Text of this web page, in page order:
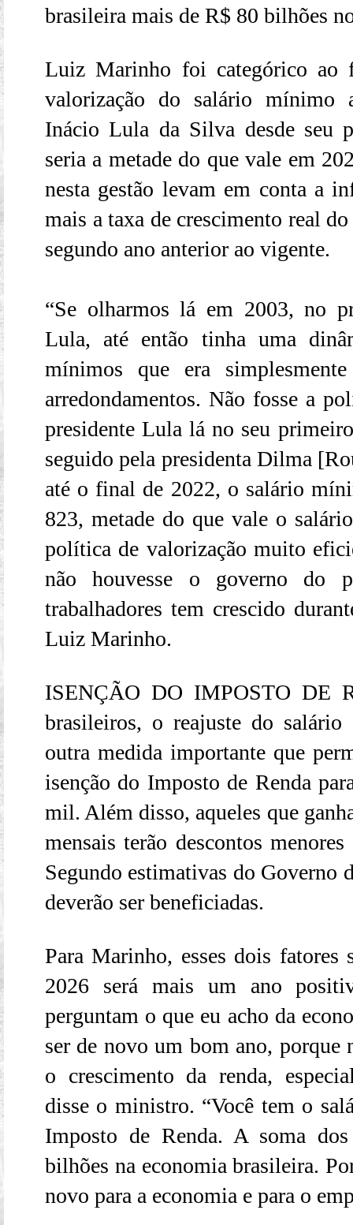
brasileira mais de R$ 80 bilhões
Luiz Marinho foi categórico ao
valorização do salário mínimo
Inácio Lula da Silva desde seu
seria a metade do que vale em
nesta gestão levam em conta a
mais a taxa de crescimento real
segundo ano anterior ao vigente.
“Se olharmos lá em 2003, no
Lula, até então tinha uma
mínimos que era
arredondamentos. Não fosse a
presidente Lula lá no seu
seguido pela presidenta Dilma
até o final de 2022, o salário
823, metade do que vale o
política de valorização muito
não houvesse o governo do
trabalhadores tem crescido
Luiz Marinho.
ISENÇÃO DO IMPOSTO DE
brasileiros, o reajuste do
outra medida importante que
isenção do Imposto de Renda
mil. Além disso, aqueles que
mensais terão descontos
Segundo estimativas do Governo
deverão ser beneficiadas.
Para Marinho, esses dois fatores
2026 será mais um ano
perguntam o que eu acho da
ser de novo um bom ano, porque
o crescimento da renda,
disse o ministro. “Você tem o
Imposto de Renda. A soma
bilhões na economia brasileira.
novo para a economia e para o